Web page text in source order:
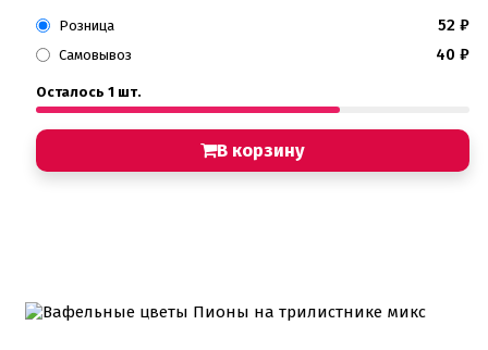
Шоколад для кондитеров
Электроника
Розница 52 ₽
Самовывоз 40 ₽
Осталось 1 шт.
В корзину